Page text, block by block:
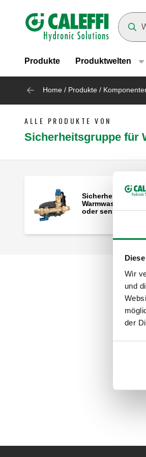
Wir
und
der
Header main
Produkte Produktwelten
Home / Produkte /
ALLE PRODUKTE VON
Sicherheitsgruppe für
oder senkrechte